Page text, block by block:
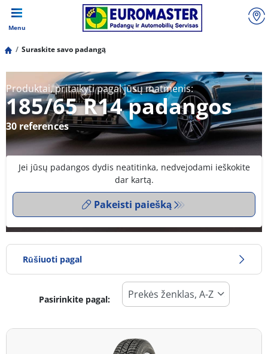
Menu
Suraskite savo padangą
Produktai, pritaikyti pagal jūsų matmenis:
185/65 R14 padangos
30 references
Jei jūsų padangos dydis neatitinka, nedvejodami ieškokite
dar kartą.
Pakeisti paiešką
Rūšiuoti pagal
Padangos tipas
Visi tipai (30)
Pasirinkite pagal: